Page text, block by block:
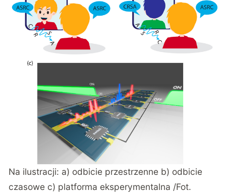
Na ilustracji: a) odbicie przestrzenne b) odbicie
czasowe c) platforma eksperymentalna /Fot.